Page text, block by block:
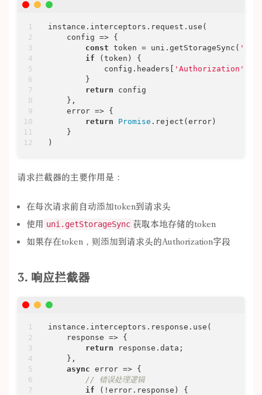
instance.interceptors.request.use(
config => {
const token = uni.getStorageSync(
if (token) {
            config.headers[
'Authorization'
        }
return config
    },
error => {
return
Promise .reject(error)
    }
)
请求拦截器的主要作用是：
在每次请求前自动添加token到请求头
使用 uni.getStorageSync 获取本地存储的token
如果存在token，则添加到请求头的Authorization字段
3. 响应拦截器
instance.interceptors.response.use(
response => {
return response.data;
    },
async error => {
// 错误处理逻辑
if (!error.response) {